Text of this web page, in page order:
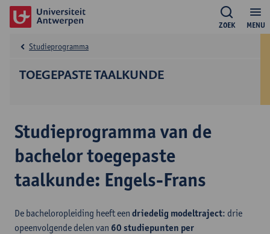
MENU
ZOEK
TOEGEPASTE TAALKUNDE
Studieprogramma
Studieprogramma van de
bachelor toegepaste
taalkunde: Engels-Frans
De bacheloropleiding heeft een driedelig modeltraject: drie
opeenvolgende delen van 60 studiepunten per